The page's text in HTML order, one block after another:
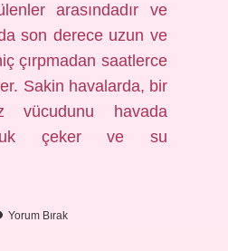
arasındadır ve
son derece uzun ve
çırpmadan saatlerce
Sakin havalarda, bir
vücudunu havada
çeker ve su
Yorum Bırak